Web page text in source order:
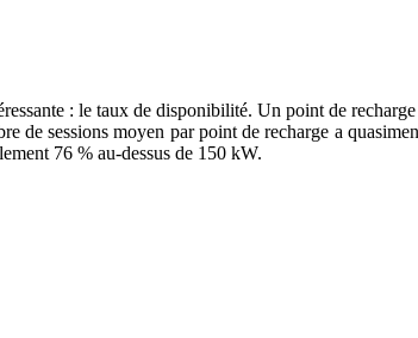
: le taux de disponibilité. Un point de
de sessions moyen par point de recharge a
76 % au-dessus de 150 kW.